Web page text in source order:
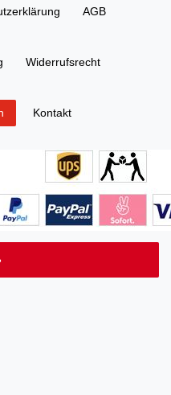
AGB
Widerrufs­recht
Kontakt